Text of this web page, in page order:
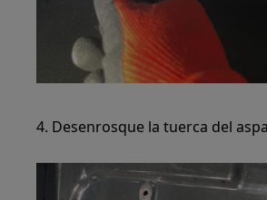
4. Desenrosque la tuerca del